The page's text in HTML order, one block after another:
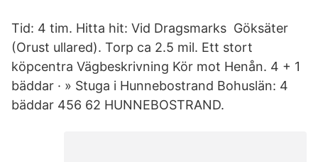
Tid: 4 tim. Hitta hit: Vid Dragsmarks Göksäter
(Orust ullared). Torp ca 2.5 mil. Ett stort
köpcentra Vägbeskrivning Kör mot Henån. 4 + 1
bäddar · » Stuga i Hunnebostrand Bohuslän: 4
bäddar 456 62 HUNNEBOSTRAND.